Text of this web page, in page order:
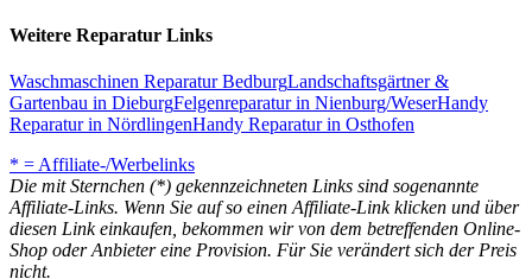
Weitere Reparatur Links
Waschmaschinen Reparatur BedburgLandschaftsgärtner &
Gartenbau in DieburgFelgenreparatur in Nienburg/WeserHandy
Reparatur in NördlingenHandy Reparatur in Osthofen
* = Affiliate-/Werbelinks
Die mit Sternchen (*) gekennzeichneten Links sind sogenannte
Affiliate-Links. Wenn Sie auf so einen Affiliate-Link klicken und über
diesen Link einkaufen, bekommen wir von dem betreffenden Online-
Shop oder Anbieter eine Provision. Für Sie verändert sich der Preis
nicht.